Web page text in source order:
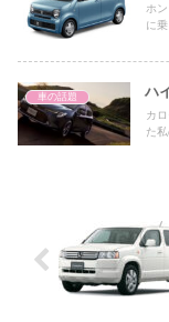
ホ
に
車の話題 ハ
カ
た